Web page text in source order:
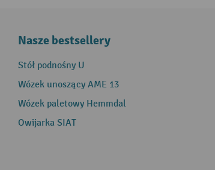
Nasze bestsellery
Stół podnośny U
Wózek unoszący AME 13
Wózek paletowy Hemmdal
Owijarka SIAT